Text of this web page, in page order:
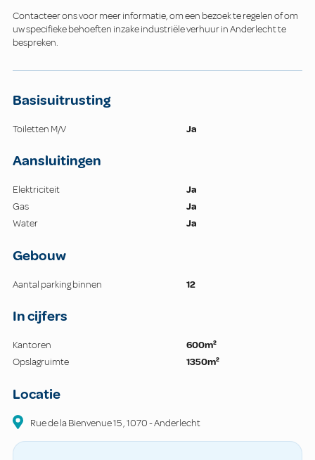
Contacteer ons voor meer informatie, om een bezoek te regelen of om
uw specifieke behoeften inzake industriële verhuur in Anderlecht te
bespreken.
Basisuitrusting
Toiletten M/V Ja
Aansluitingen
Elektriciteit
Ja
Gas
Ja
Water
Ja
Gebouw
Aantal parking binnen 12
In cijfers
Kantoren
600m²
Opslagruimte
1350m²
Locatie
Rue de la Bienvenue15,1070-Anderlecht